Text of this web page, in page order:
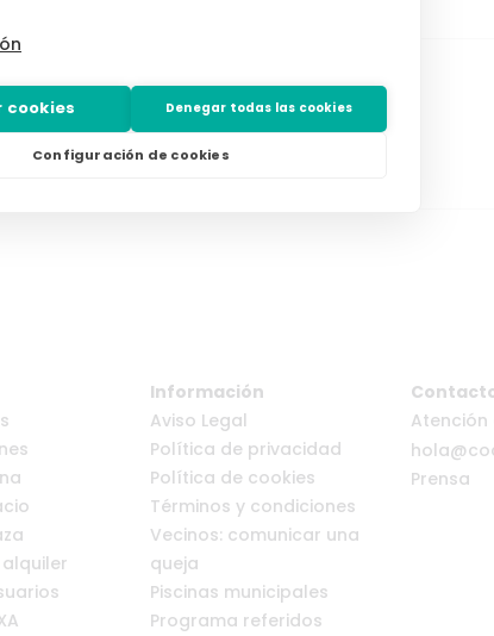
cookies Denegar todas las cookies
Configuración de cookies
Información
Aviso Legal
Política de privacidad
Política de cookies
Términos y condiciones
Vecinos: comunicar una
queja
Piscinas municipales
Programa referidos
Atención
Prensa